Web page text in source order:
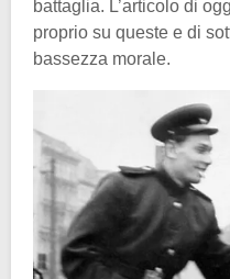
battaglia. L’articolo di
proprio su queste e di
bassezza morale.